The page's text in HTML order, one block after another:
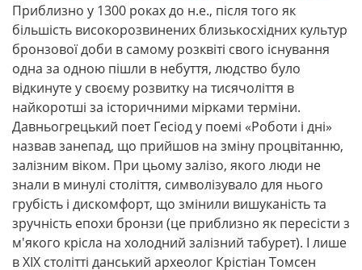
Приблизно у 1300 роках до н.е., після того як
більшість високорозвинених близькосхідних культур
бронзової доби в самому розквіті свого існування
одна за одною пішли в небуття, людство було
відкинуте у своєму розвитку на тисячоліття в
найкоротші за історичними мірками терміни.
Давньогрецький поет Гесіод у поемі «Роботи і дні»
назвав занепад, що прийшов на зміну процвітанню,
залізним віком. При цьому залізо, якого люди не
знали в минулі століття, символізувало для нього
грубість і дискомфорт, що змінили вишуканість та
зручність епохи бронзи (це приблизно як пересісти з
м'якого крісла на холодний залізний табурет). І лише
в XIX столітті данський археолог Крістіан Томсен